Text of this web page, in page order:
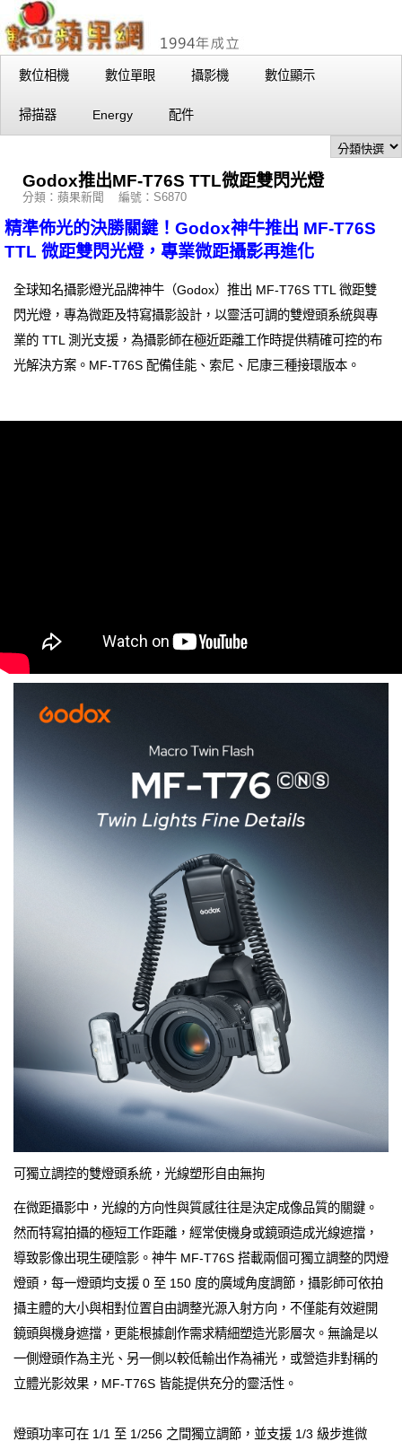
數位相機 數位單眼 攝影機 數位顯示
掃描器 Energy 配件
Godox推出MF-T76S TTL微距雙閃光燈
分類：蘋果新聞 編號：S6870
精準佈光的決勝關鍵！Godox神牛推出 MF-T76S
TTL 微距雙閃光燈，專業微距攝影再進化
全球知名攝影燈光品牌神牛（Godox）推出 MF-T76S TTL 微距雙
閃光燈，專為微距及特寫攝影設計，以靈活可調的雙燈頭系統與專
業的 TTL 測光支援，為攝影師在極近距離工作時提供精確可控的布
光解決方案。MF-T76S 配備佳能、索尼、尼康三種接環版本。
可獨立調控的雙燈頭系統，光線塑形自由無拘
在微距攝影中，光線的方向性與質感往往是決定成像品質的關鍵。
然而特寫拍攝的極短工作距離，經常使機身或鏡頭造成光線遮擋，
導致影像出現生硬陰影。神牛 MF-T76S 搭載兩個可獨立調整的閃燈
燈頭，每一燈頭均支援 0 至 150 度的廣域角度調節，攝影師可依拍
攝主體的大小與相對位置自由調整光源入射方向，不僅能有效避開
鏡頭與機身遮擋，更能根據創作需求精細塑造光影層次。無論是以
一側燈頭作為主光、另一側以較低輸出作為補光，或營造非對稱的
立體光影效果，MF-T76S 皆能提供充分的靈活性。
燈頭功率可在 1/1 至 1/256 之間獨立調節，並支援 1/3 級步進微